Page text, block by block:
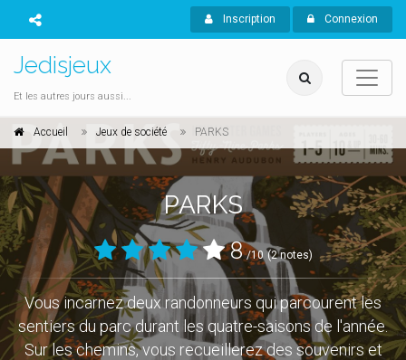
Inscription Connexion
Jedisjeux
Et les autres jours aussi...
Accueil Jeux de société PARKS
PARKS
8 /10 (2 notes)
Vous incarnez deux randonneurs qui parcourent les
sentiers du parc durant les quatre-saisons de l'année.
Sur les chemins, vous recueillerez des souvenirs et